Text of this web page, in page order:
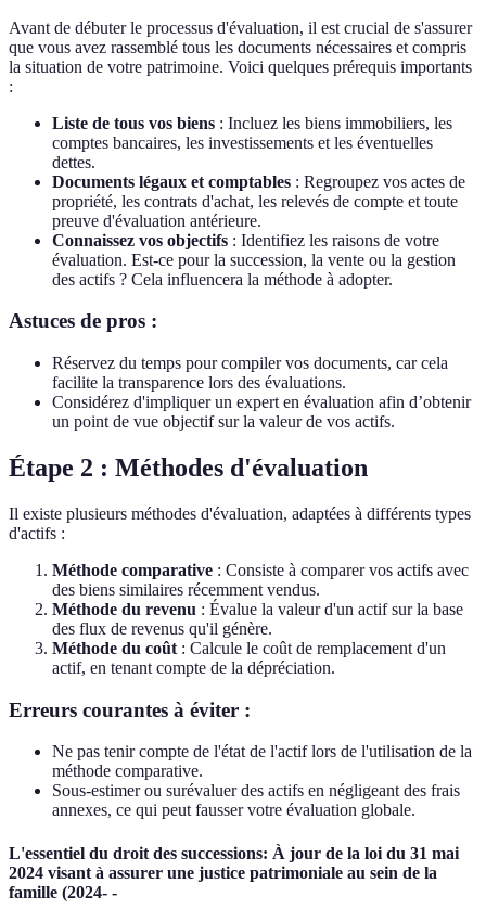
Avant de débuter le processus d'évaluation, il est crucial de s'assurer
que vous avez rassemblé tous les documents nécessaires et compris
la situation de votre patrimoine. Voici quelques prérequis importants
:
Liste de tous vos biens : Incluez les biens immobiliers, les
comptes bancaires, les investissements et les éventuelles
dettes.
Documents légaux et comptables : Regroupez vos actes de
propriété, les contrats d'achat, les relevés de compte et toute
preuve d'évaluation antérieure.
Connaissez vos objectifs : Identifiez les raisons de votre
évaluation. Est-ce pour la succession, la vente ou la gestion
des actifs ? Cela influencera la méthode à adopter.
Astuces de pros :
Réservez du temps pour compiler vos documents, car cela
facilite la transparence lors des évaluations.
Considérez d'impliquer un expert en évaluation afin d’obtenir
un point de vue objectif sur la valeur de vos actifs.
Étape 2 : Méthodes d'évaluation
Il existe plusieurs méthodes d'évaluation, adaptées à différents types
d'actifs :
Méthode comparative : Consiste à comparer vos actifs avec
des biens similaires récemment vendus.
Méthode du revenu : Évalue la valeur d'un actif sur la base
des flux de revenus qu'il génère.
Méthode du coût : Calcule le coût de remplacement d'un
actif, en tenant compte de la dépréciation.
Erreurs courantes à éviter :
Ne pas tenir compte de l'état de l'actif lors de l'utilisation de la
méthode comparative.
Sous-estimer ou surévaluer des actifs en négligeant des frais
annexes, ce qui peut fausser votre évaluation globale.
L'essentiel du droit des successions: À jour de la loi du 31 mai
2024 visant à assurer une justice patrimoniale au sein de la
famille (2024- -